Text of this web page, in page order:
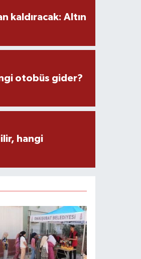
kaldıracak: Altın
otobüs gider?
hangi